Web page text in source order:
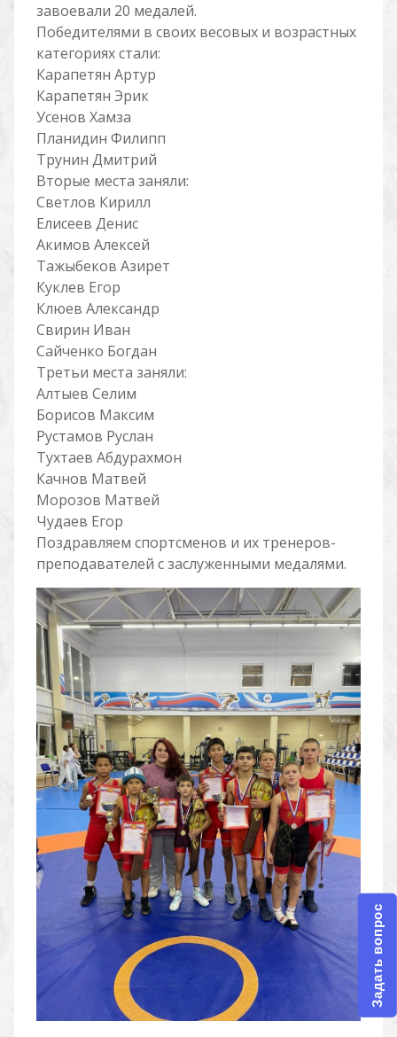
завоевали 20 медалей.
Победителями в своих весовых и возрастных
категориях стали:
Карапетян Артур
Карапетян Эрик
Усенов Хамза
Планидин Филипп
Трунин Дмитрий
Вторые места заняли:
Светлов Кирилл
Елисеев Денис
Акимов Алексей
Тажыбеков Азирет
Куклев Егор
Клюев Александр
Свирин Иван
Сайченко Богдан
Третьи места заняли:
Алтыев Селим
Борисов Максим
Рустамов Руслан
Тухтаев Абдурахмон
Качнов Матвей
Морозов Матвей
Чудаев Егор
Поздравляем спортсменов и их тренеров-
преподавателей с заслуженными медалями.
Задать вопрос